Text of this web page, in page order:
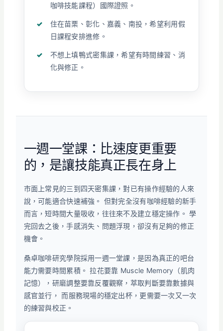
咖啡技能課程）國際證照。
住在苗栗、彰化、嘉義、南投，希望利用假
日課程安排進修。
不想上填鴨式密集課，希望有時間練習、消
化與修正。
一週一堂課：比速度更重要
的，是讓技能真正長在身上
市面上常見的三到四天密集課，對已有操作經驗的人來
說，可能適合快速補強。 但對完全沒有咖啡經驗的新手
而言，短時間大量吸收，往往來不及建立穩定操作。 學
完回去之後，手感消失、問題浮現，卻沒有足夠的修正
機會。
桑卓咖啡研究學院採用一週一堂課，是因為真正的吧台
能力需要時間累積。 拉花要靠 Muscle Memory（肌肉
記憶），研磨調整要靠反覆觀察，萃取判斷要靠數據與
感官並行， 而服務現場的穩定出杯，更需要一次又一次
的練習與校正。